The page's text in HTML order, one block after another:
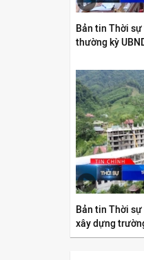
Bản tin Thời
thường kỳ
Bản tin Thời
xây dựng